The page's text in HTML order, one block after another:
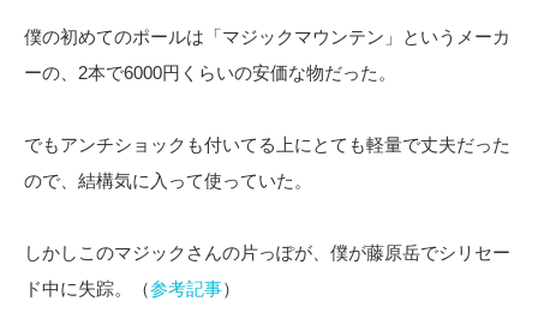
僕の初めてのポールは「マジックマウンテン」というメーカ
ーの、2本で6000円くらいの安価な物だった。
でもアンチショックも付いてる上にとても軽量で丈夫だった
ので、結構気に入って使っていた。
しかしこのマジックさんの片っぽが、僕が藤原岳でシリセー
ド中に失踪。（参考記事）